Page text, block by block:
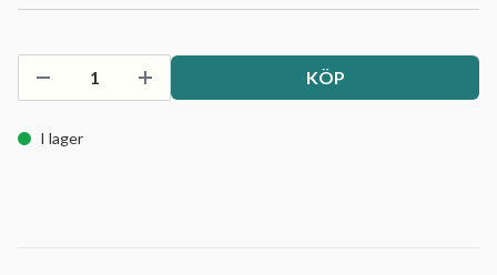
KÖP
I lager